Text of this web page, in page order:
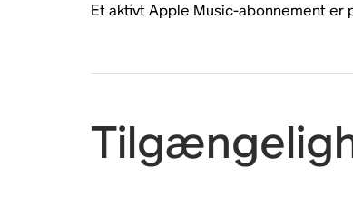
Et aktivt Apple Music-abonnement